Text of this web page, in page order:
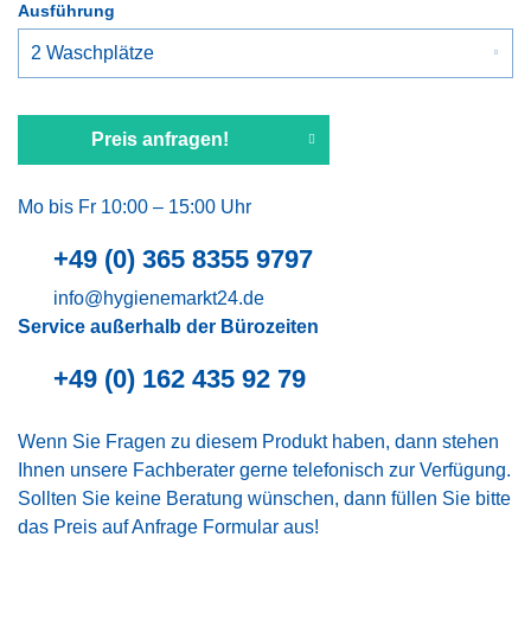
Ausführung
Preis anfragen!
Mo bis Fr 10:00 – 15:00 Uhr
+49 (0) 365 8355 9797
info@hygienemarkt24.de
Service außerhalb der Bürozeiten
+49 (0) 162 435 92 79
Wenn Sie Fragen zu diesem Produkt haben, dann stehen
Ihnen unsere Fachberater gerne telefonisch zur Verfügung.
Sollten Sie keine Beratung wünschen, dann füllen Sie bitte
das Preis auf Anfrage Formular aus!